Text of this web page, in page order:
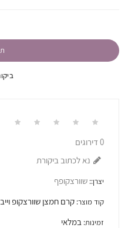
0 דירוגים
נא לכתוב ביקורת
יצרן:: שוורצקופף
קוד מוצר: קרם חמצן שוורצקופ
זמינות: במלאי